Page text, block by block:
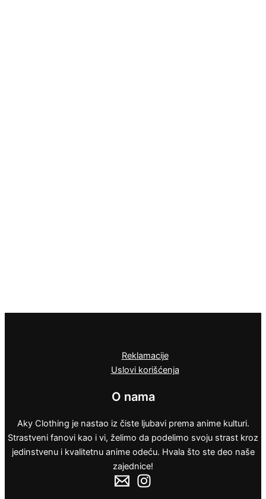
Reklamacije
Uslovi korišćenja
O nama
Aky Clothing je nastao iz čiste ljubavi prema anime kulturi.
Strastveni fanovi kao i vi, želimo da podelimo svoju strast kroz
jedinstvenu i kvalitetnu anime odeću. Hvala što ste deo naše
zajednice!